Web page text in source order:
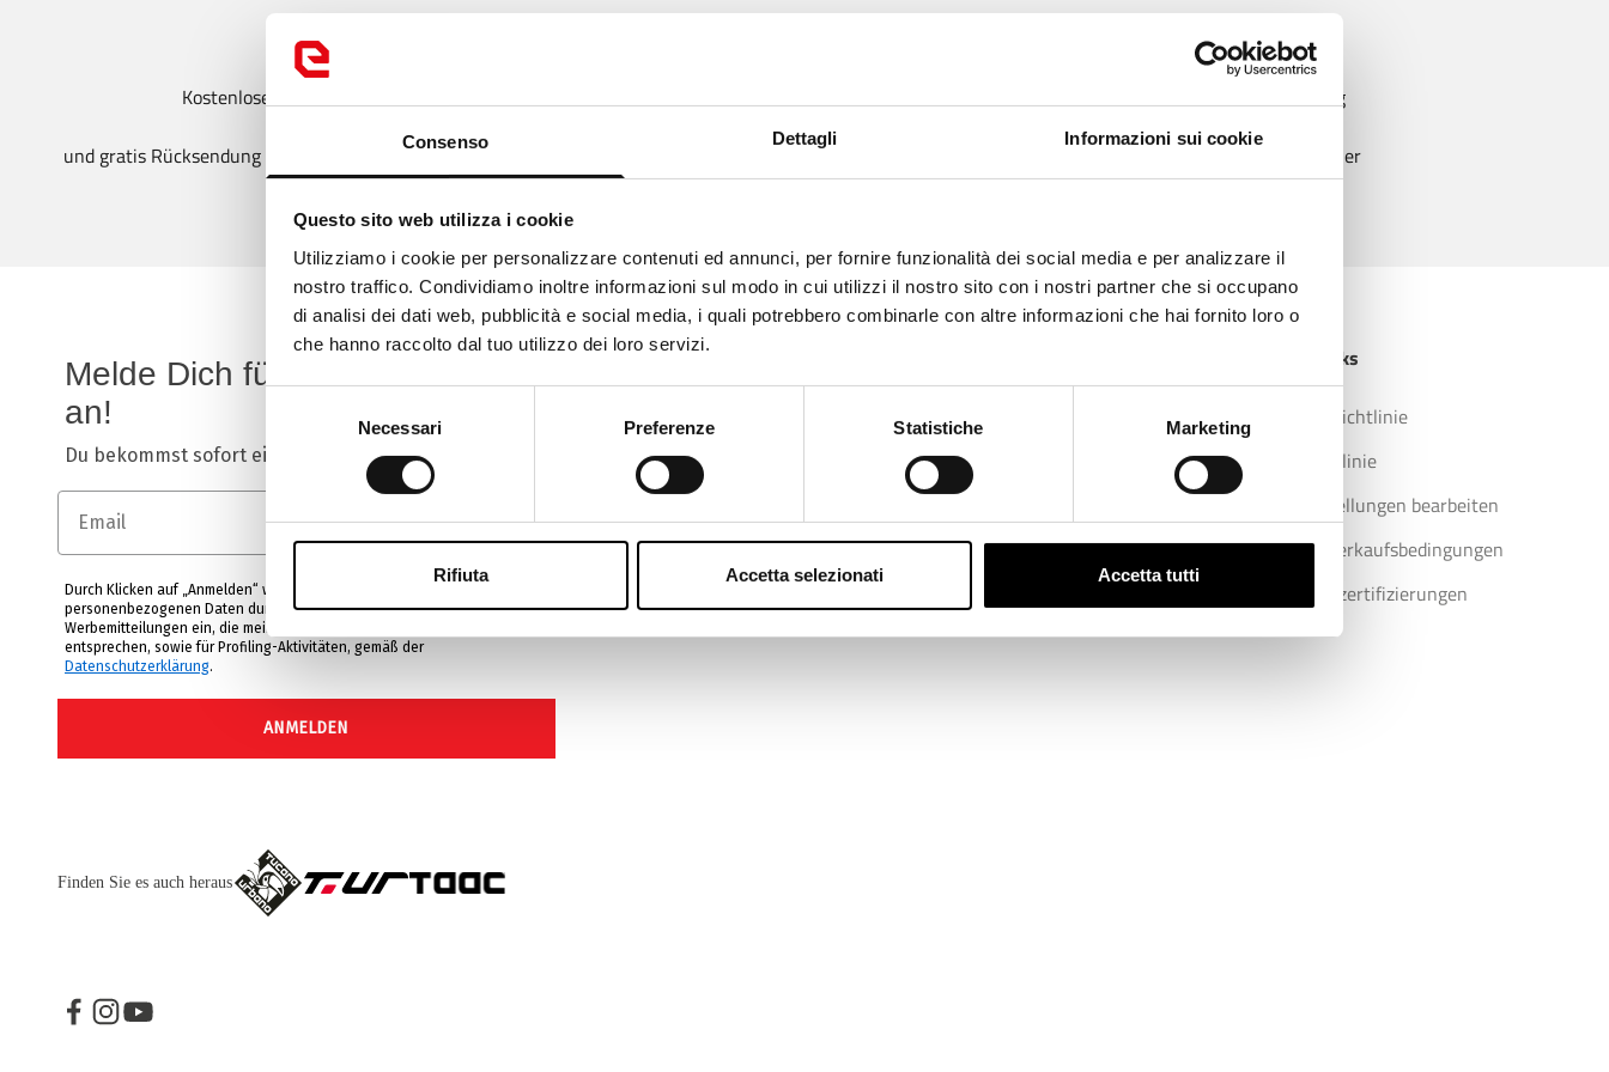
Consenso Dettagli Informazioni sui cookie
Questo sito web utilizza i cookie
Utilizziamo i cookie per personalizzare contenuti ed annunci, per fornire funzionalità dei social media e per analizzare il
nostro traffico. Condividiamo inoltre informazioni sul modo in cui utilizzi il nostro sito con i nostri partner che si occupano
di analisi dei dati web, pubblicità e social media, i quali potrebbero combinarle con altre informazioni che hai fornito loro o
che hanno raccolto dal tuo utilizzo dei loro servizi.
consenso
Necessari Preferenze Statistiche Marketing
Rifiuta Accetta selezionati Accetta tutti
Kostenloser Versand ab 99 €
und gratis Rücksendung bei Größenumtausch für Schuhe Wie können wir Ihnen helfen?
Zahlung
100% sicher
Melde Dich für die Newsletter
an!
Du bekommst sofort einen Gutschein im Wert von
Email
Durch Klicken auf „Anmelden“ willige ich in die Nutzung meiner
personenbezogenen Daten durch Mandelli SRL zur Zusendung von
Werbemitteilungen ein, die meinen Kaufpräferenzen und Interessen
entsprechen, sowie für Profiling-Aktivitäten, gemäß der
Datenschutzerklärung.
ANMELDEN
Unterstützung
Sendungen und Rückkehr
Nützliche Links
Datenschutzrichtlinie
Cookie -Richtlinie
Cookie-Einstellungen bearbeiten
Allgemeine Verkaufsbedingungen
Konformitätszertifizierungen
Finden Sie es auch heraus
Looks likeItalianis more preferred for you. Change language?
Italian
Change